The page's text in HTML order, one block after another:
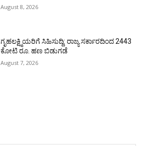
August 8, 2026
ಗೃಹಲಕ್ಷ್ಮಿಯರಿಗೆ ಸಿಹಿಸುದ್ದಿ: ರಾಜ್ಯ ಸರ್ಕಾರದಿಂದ 2443
ಕೋಟಿ ರೂ. ಹಣ ಬಿಡುಗಡೆ
August 7, 2026